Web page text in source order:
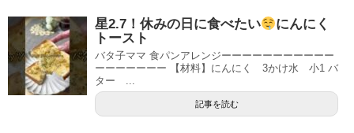
星2.7！休みの日に食べたい
にんにく
トースト
バタ子ママ 食パンアレンジーーーーーーーーーーー
ーーーーーーー 【材料】にんにく 3かけ水 小1 バ
ター ...
記事を読む